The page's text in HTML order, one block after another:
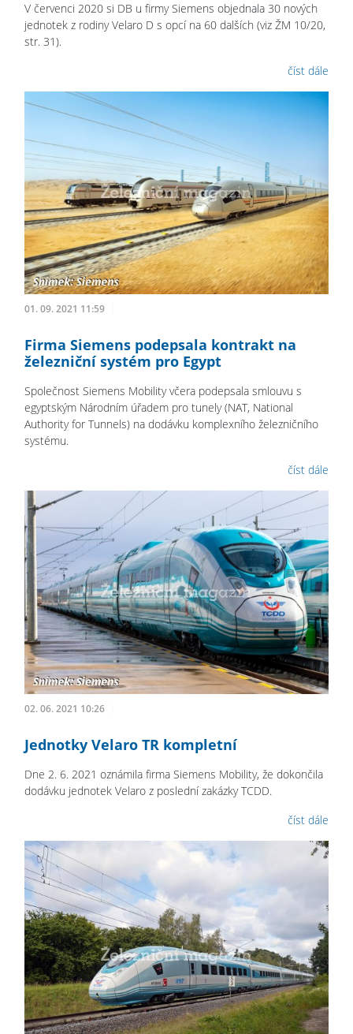
V červenci 2020 si DB u firmy Siemens objednala 30 nových
jednotek z rodiny Velaro D s opcí na 60 dalších (viz ŽM 10/20,
str. 31).
číst dále
01. 09. 2021 11:59
Firma Siemens podepsala kontrakt na
železniční systém pro Egypt
Společnost Siemens Mobility včera podepsala smlouvu s
egyptským Národním úřadem pro tunely (NAT, National
Authority for Tunnels) na dodávku komplexního železničního
systému.
číst dále
02. 06. 2021 10:26
Jednotky Velaro TR kompletní
Dne 2. 6. 2021 oznámila firma Siemens Mobility, že dokončila
dodávku jednotek Velaro z poslední zakázky TCDD.
číst dále